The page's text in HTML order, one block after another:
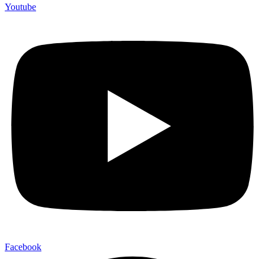
Youtube
Facebook